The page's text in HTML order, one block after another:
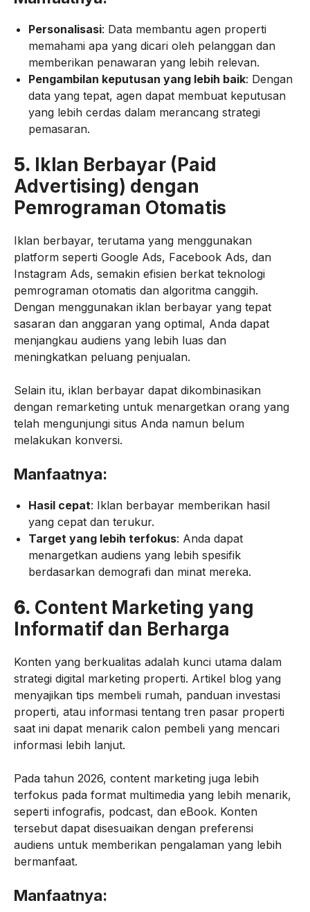
Personalisasi: Data membantu agen properti
memahami apa yang dicari oleh pelanggan dan
memberikan penawaran yang lebih relevan.
Pengambilan keputusan yang lebih baik: Dengan
data yang tepat, agen dapat membuat keputusan
yang lebih cerdas dalam merancang strategi
pemasaran.
5. Iklan Berbayar (Paid
Advertising) dengan
Pemrograman Otomatis
Iklan berbayar, terutama yang menggunakan
platform seperti Google Ads, Facebook Ads, dan
Instagram Ads, semakin efisien berkat teknologi
pemrograman otomatis dan algoritma canggih.
Dengan menggunakan iklan berbayar yang tepat
sasaran dan anggaran yang optimal, Anda dapat
menjangkau audiens yang lebih luas dan
meningkatkan peluang penjualan.
Selain itu, iklan berbayar dapat dikombinasikan
dengan remarketing untuk menargetkan orang yang
telah mengunjungi situs Anda namun belum
melakukan konversi.
Manfaatnya:
Hasil cepat: Iklan berbayar memberikan hasil
yang cepat dan terukur.
Target yang lebih terfokus: Anda dapat
menargetkan audiens yang lebih spesifik
berdasarkan demografi dan minat mereka.
6. Content Marketing yang
Informatif dan Berharga
Konten yang berkualitas adalah kunci utama dalam
strategi digital marketing properti. Artikel blog yang
menyajikan tips membeli rumah, panduan investasi
properti, atau informasi tentang tren pasar properti
saat ini dapat menarik calon pembeli yang mencari
informasi lebih lanjut.
Pada tahun 2026, content marketing juga lebih
terfokus pada format multimedia yang lebih menarik,
seperti infografis, podcast, dan eBook. Konten
tersebut dapat disesuaikan dengan preferensi
audiens untuk memberikan pengalaman yang lebih
bermanfaat.
Manfaatnya: